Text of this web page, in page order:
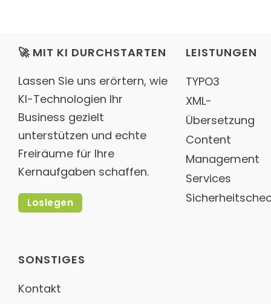
🚀 MIT KI DURCHSTARTEN
Lassen Sie uns erörtern, wie
KI-Technologien Ihr
Business gezielt
unterstützen und echte
Freiräume für Ihre
Kernaufgaben schaffen.
Loslegen
SONSTIGES
Kontakt
LEISTUNGEN
TYPO3
XML-
Übersetzung
Content
Management
Services